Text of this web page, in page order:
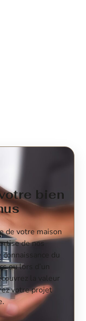
bien
de votre maison
de nos
du
ou lors d’un
la valeur
votre projet